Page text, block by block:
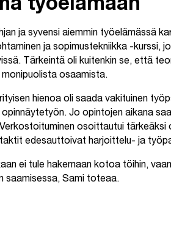
työelämään
ja syvensi aiemmin työelämässä
ja sopimustekniikka -kurssi,
Tärkeintä oli kuitenkin se, että
osaamista.
hienoa oli saada vakituinen
Jo opintojen aikana
osoittautui tärkeäksi
edesauttoivat harjoittelu- ja
ei tule hakemaan kotoa töihin,
saamisessa, Sami toteaa.